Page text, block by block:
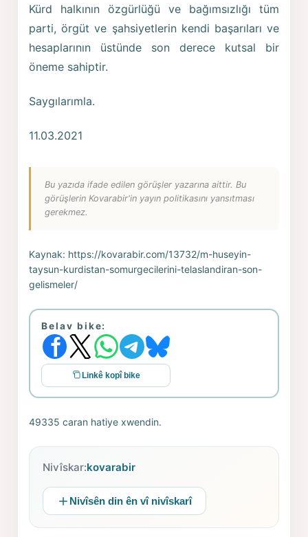
Kürd halkının özgürlüğü ve bağımsızlığı tüm
parti, örgüt ve şahsiyetlerin kendi başarıları ve
hesaplarının üstünde son derece kutsal bir
öneme sahiptir.
Saygılarımla.
11.03.2021
Bu yazıda ifade edilen görüşler yazarına aittir. Bu
görüşlerin Kovarabir'in yayın politikasını yansıtması
gerekmez.
Kaynak: https://kovarabir.com/13732/m-huseyin-
taysun-kurdistan-somurgecilerini-telaslandiran-son-
gelismeler/
Belav bike:
Linkê kopî bike
49335 caran hatiye xwendin.
Nivîskar:kovarabir
Nivîsên din ên vî nivîskarî